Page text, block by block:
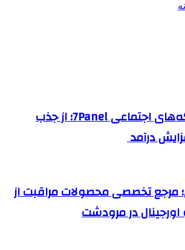
خدمات شبکه‌های اجتماعی 7Panel؛ از جذب
درآمد
مرجع تخصصی محصولات مراقبت از
در مرودشت